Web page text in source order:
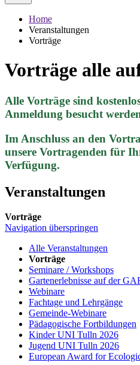
Home
Veranstaltungen
Vorträge
Vorträge alle
Alle Vorträge sind
Anmeldung besucht
Im Anschluss an den
unsere Vortragenden für
Verfügung.
Veranstaltungen
Vorträge
Navigation überspringen
Alle Veranstaltungen
Vorträge
Seminare / Workshops
Gartenerlebnisse auf der
Webinare
Fachtage und Lehrgänge
Gemeinde-Webinare
Pädagogische Fortbildungen
Kinder UNI Tulln 2026
Jugend UNI Tulln 2026
European Award for